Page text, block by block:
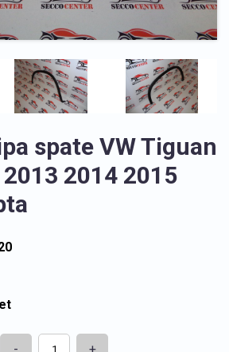
spate VW Tiguan
2014 2015